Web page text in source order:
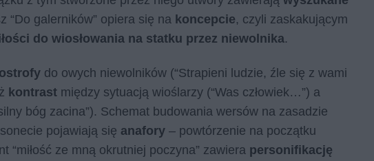
“Do galerników” opiera się na koncepcie, czyli zaskakującym
do wiosłowania na statku przez niewolnika.
do owych niewolników (“Strapieni ludzie, źle się z wami
kontrast między sytuacją wioślarzy (“Was człowiek…”) a
bóg zacina”). Schemat budowania wersów na zasadzie
pojawiają się anafory – powtórzenie na początku
“miłość ze mną okrutniej poczyna” zawiera personifikację